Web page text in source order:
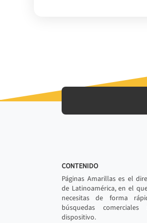
CONTENIDO
Páginas Amarillas es el
de Latinoamérica, en el
necesitas de forma
búsquedas
dispositivo.